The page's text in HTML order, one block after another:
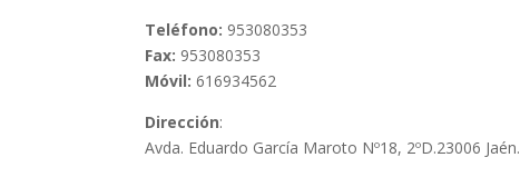
Teléfono: 953080353
Fax: 953080353
Móvil:616934562
Dirección:
Avda. Eduardo García Maroto Nº18, 2ºD.23006 Jaén.